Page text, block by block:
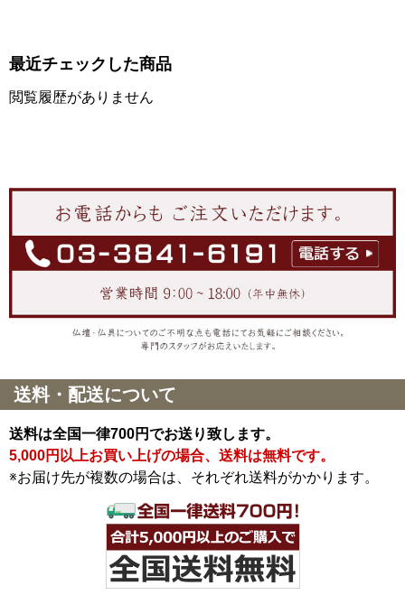
最近チェックした商品
閲覧履歴がありません
送料・配送について
送料は全国一律700円でお送り致します。
5,000円以上お買い上げの場合、送料は無料です。
※お届け先が複数の場合は、それぞれ送料がかかります。